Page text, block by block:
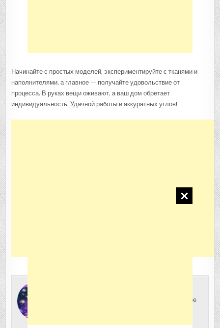
Начинайте с простых моделей, экспериментируйте с тканями и
наполнителями, а главное — получайте удовольствие от
процесса. В руках вещи оживают, а ваш дом обретает
индивидуальность. Удачной работы и аккуратных углов!
Опыт работы в строительной компании более